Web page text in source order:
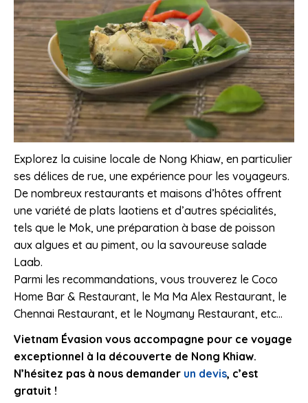
Explorez la cuisine locale de Nong Khiaw, en particulier
ses délices de rue, une expérience pour les voyageurs.
De nombreux restaurants et maisons d’hôtes offrent
une variété de plats laotiens et d’autres spécialités,
tels que le Mok, une préparation à base de poisson
aux algues et au piment, ou la savoureuse salade
Laab.
Parmi les recommandations, vous trouverez le Coco
Home Bar & Restaurant, le Ma Ma Alex Restaurant, le
Chennai Restaurant, et le Noymany Restaurant, etc…
Vietnam Évasion vous accompagne pour ce voyage
exceptionnel à la découverte de Nong Khiaw.
N’hésitez pas à nous demander un devis, c’est
gratuit !